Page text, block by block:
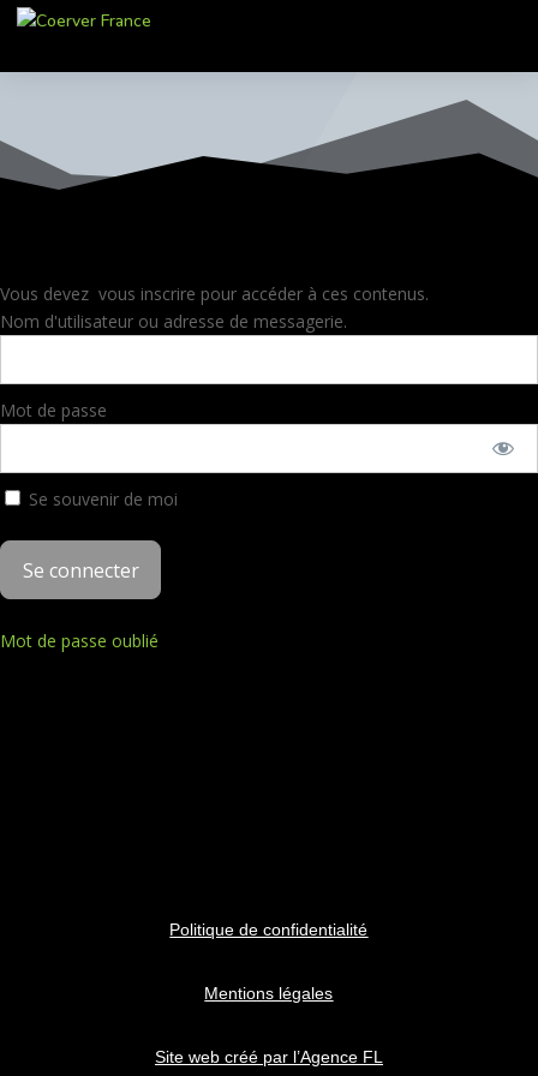
Vous devez vous inscrire pour accéder à ces contenus.
Nom d'utilisateur ou adresse de messagerie.
Mot de passe
Se souvenir de moi
Mot de passe oublié
Politique de confidentialité
Mentions légales
Site web créé par l’Agence FL